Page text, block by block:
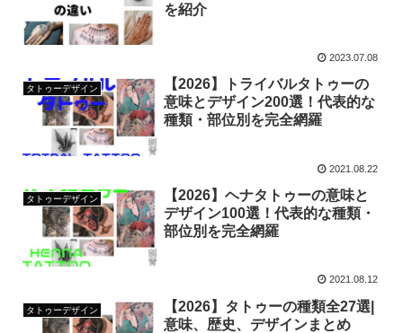
を紹介
2023.07.08
タトゥーデザイン
【2026】トライバルタトゥーの
意味とデザイン200選！代表的な
種類・部位別を完全網羅
2021.08.22
タトゥーデザイン
【2026】ヘナタトゥーの意味と
デザイン100選！代表的な種類・
部位別を完全網羅
2021.08.12
タトゥーデザイン
【2026】タトゥーの種類全27選|
意味、歴史、デザインまとめ